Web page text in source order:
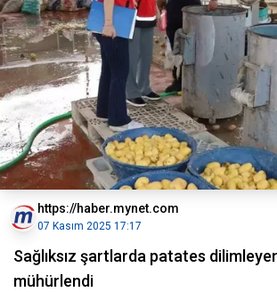
https://haber.mynet.com
07 Kasım 2025 17:17
Sağlıksız şartlarda patates
mühürlendi